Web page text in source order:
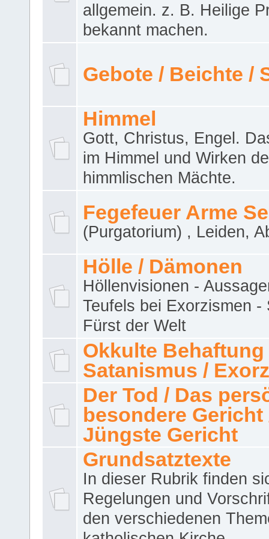
allgemein. z. B. Heilige
bekannt machen.
Gebote / Beichte /
Himmel
Gott, Christus, Engel.
im Himmel und Wirken
himmlischen Mächte.
Fegefeuer Arme
(Purgatorium) , Leiden,
Hölle / Dämonen
Höllenvisionen -
Teufels bei Exorzismen -
Fürst der Welt
Okkulte Behaftung
Satanismus /
Der Tod / Das
besondere Gericht
Jüngste Gericht
Grundsatztexte
In dieser Rubrik finden
Regelungen und
den verschiedenen